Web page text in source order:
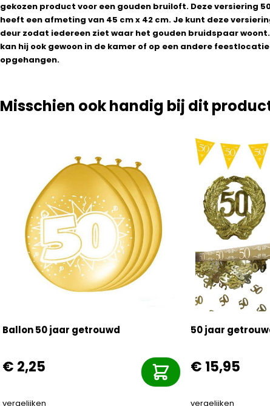
gekozen product voor een gouden bruiloft. Deze versiering
heeft een afmeting van 45 cm x 42 cm. Je kunt deze
deur zodat iedereen ziet waar het gouden bruidspaar
kan hij ook gewoon in de kamer of op een andere
opgehangen.
Misschien ook handig bij dit
Ballon 50 jaar getrouwd
€ 2,25
vergelijken
50 jaar
€ 15,95
vergelijken